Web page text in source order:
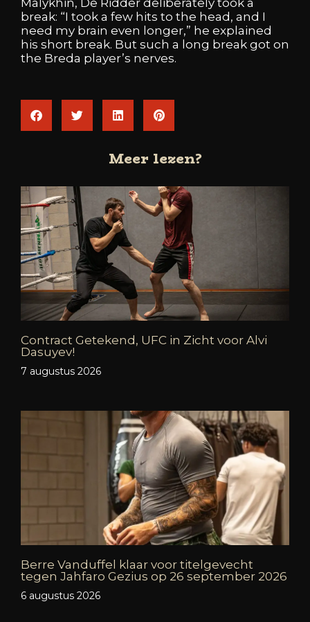
break: “I took a few hits to the head, and I
need my brain even longer,” he explained
his short break. But such a long break got on
the Breda player’s nerves.
Meer lezen?
Contract Getekend, UFC in Zicht voor Alvi
Dasuyev!
7 augustus 2026
Berre Vanduffel klaar voor titelgevecht
tegen Jahfaro Gezius op 26 september 2026
6 augustus 2026